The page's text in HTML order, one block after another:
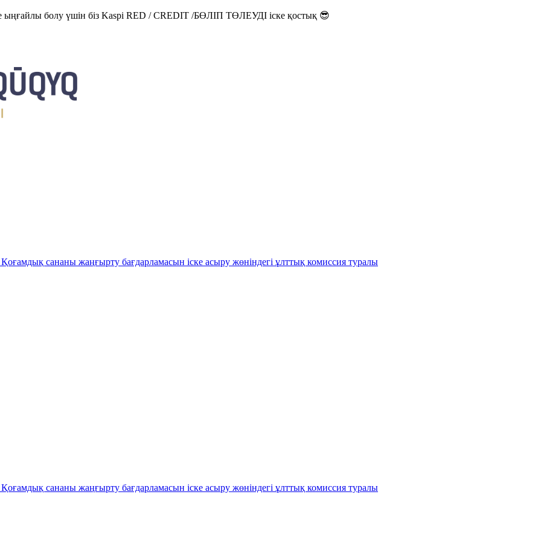
ыңғайлы болу үшін біз Kaspi RED / CREDIT /БӨЛІП ТӨЛЕУДІ іске қостық 😎
сананы жаңғырту бағдарламасын іске асыру жөніндегі ұлттық комиссия туралы
сананы жаңғырту бағдарламасын іске асыру жөніндегі ұлттық комиссия туралы